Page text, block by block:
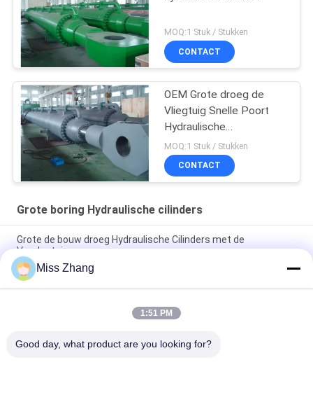
MOQ:1 Stuk / Stukken
CONTACT
OEM Grote droeg de
Vliegtuig Snelle Poort
Hydraulische
Cilindersproductiviteit
over 2000t
MOQ:1 Stuk / Stukken
CONTACT
Grote boring Hydraulische cilinders
Grote de bouw droeg Hydraulische Cilinders met de
Verplaatsingssensor
Op zwaar werk berekende Groot droeg Hydraulische
Stortplaatscilinder voor Vervoer/Machtsmateriaal
De multi Grote Functie droeg Hydraulische het Vliegtuig Snelle
Miss Zhang
1:51 PM
Good day, what product are you looking for?